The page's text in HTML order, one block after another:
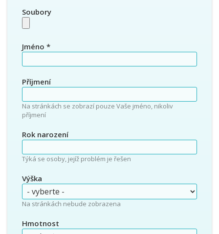
Soubory
Jméno *
Příjmení
Na stránkách se zobrazí pouze Vaše jméno, nikoliv
příjmení
Rok narození
Týká se osoby, jejíž problém je řešen
Výška
Na stránkách nebude zobrazena
Hmotnost